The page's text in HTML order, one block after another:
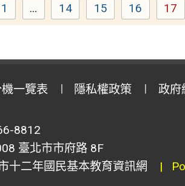
Page
1 ... Page
14 Page
15 Page
16 17
一覽表 隱私權政策 政府
8812
臺北市市府路 8F
十二年國民基本教育資訊網 |